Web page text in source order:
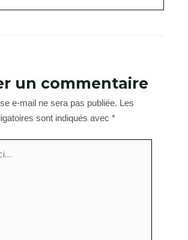
un commentaire
e-mail ne sera pas publiée. Les
sont indiqués avec *